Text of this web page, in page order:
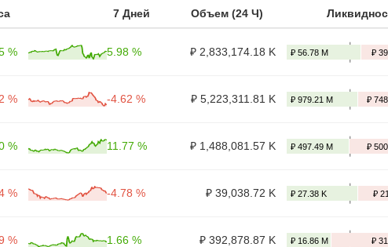
7 Дней Объем (24 Ч)
% 5.98 % ₽ 2,833,174.18 K
% -4.62 % ₽ 5,223,311.81 K
% 11.77 % ₽ 1,488,081.57 K
% -4.78 % ₽ 39,038.72 K
% 1.66 % ₽ 392,878.87 K